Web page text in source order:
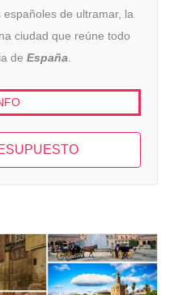
de ultramar, la
ciudad que reúne todo
de España.